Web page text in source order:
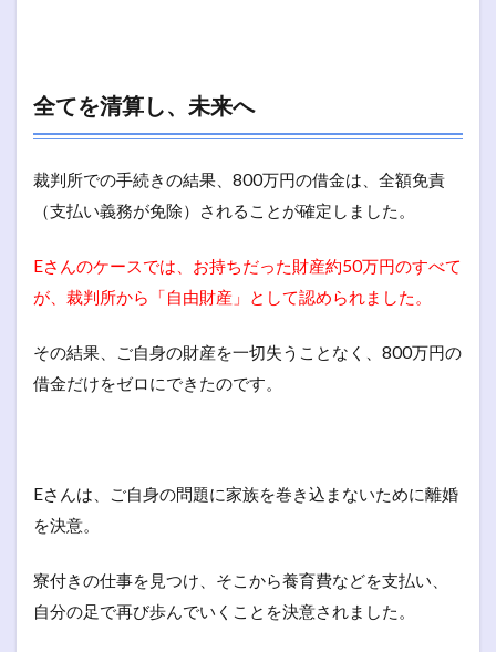
全てを清算し、未来へ
裁判所での手続きの結果、800万円の借金は、全額免責
（支払い義務が免除）されることが確定しました。
Eさんのケースでは、お持ちだった財産約50万円のすべて
が、裁判所から「自由財産」として認められました。
その結果、ご自身の財産を一切失うことなく、800万円の
借金だけをゼロにできたのです。
Eさんは、ご自身の問題に家族を巻き込まないために離婚
を決意。
寮付きの仕事を見つけ、そこから養育費などを支払い、
自分の足で再び歩んでいくことを決意されました。